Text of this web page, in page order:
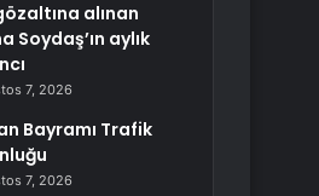
alınan
Soydaş’ın aylık
7, 2026
Bayramı Trafik
7, 2026